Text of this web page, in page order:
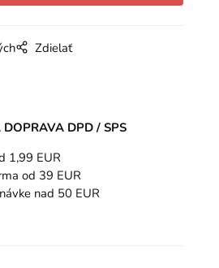
Zdielať
DPD / SPS
1,99 EUR
od 39 EUR
nad 50 EUR